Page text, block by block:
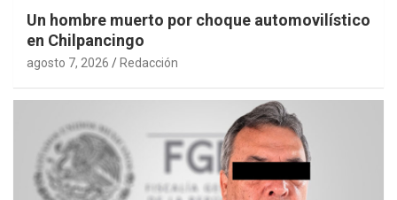
Un hombre muerto por choque automovilístico
en Chilpancingo
agosto 7, 2026 Redacción